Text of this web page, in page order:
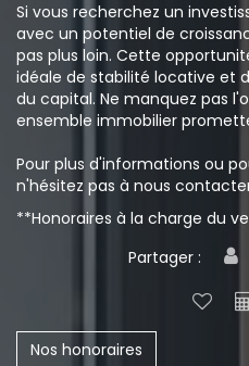
Si vous recherchez un
avec un potentiel de
pas plus loin. Cette
idéale de stabilité locative et
du capital. Ne manquez pas
ensemble immobilier
Pour plus d'informations ou
n'hésitez pas à nous
**Honoraires à la charge du
Partager :
Nos honoraires